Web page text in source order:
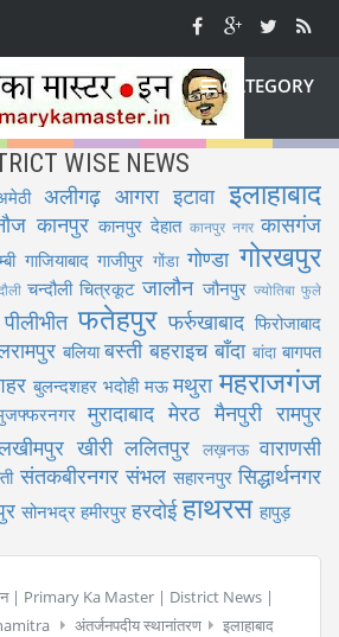
CATEGORY
WISE NEWS
अलीगढ़ आगरा इटावा इलाहाबाद
कानपुर कानपुर देहात कानपुर नगर कासगंज
गाजियाबाद गाजीपुर गोंडा गोण्डा गोरखपुर
चन्दौली चित्रकूट जालौन जौनपुर ज्योतिबा फुले
पीलीभीत फतेहपुर फर्रुखाबाद फिरोजाबाद
बलिया बस्ती बहराइच बाँदा बांदा बागपत
बुलन्दशहर भदोही मऊ मथुरा महराजगंज
मुरादाबाद मेरठ मैनपुरी रामपुर
खीरी ललितपुर लख़नऊ वाराणसी
संतकबीरनगर संभल सहारनपुर सिद्धार्थनगर
सोनभद्र हमीरपुर हरदोई हाथरस हापुड़
इन | Primary Ka Master | District News |
अंतर्जनपदीय स्थानांतरण
इलाहाबाद